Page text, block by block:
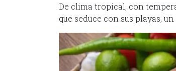
De clima tropical, con
que seduce con sus playas,